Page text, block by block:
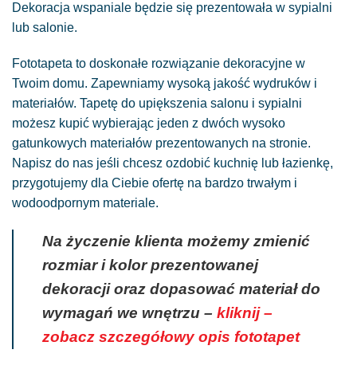
Dekoracja wspaniale będzie się prezentowała w sypialni
lub salonie.
Fototapeta to doskonałe rozwiązanie dekoracyjne w
Twoim domu. Zapewniamy wysoką jakość wydruków i
materiałów. Tapetę do upiększenia salonu i sypialni
możesz kupić wybierając jeden z dwóch wysoko
gatunkowych materiałów prezentowanych na stronie.
Napisz do nas jeśli chcesz ozdobić kuchnię lub łazienkę,
przygotujemy dla Ciebie ofertę na bardzo trwałym i
wodoodpornym materiale.
Na życzenie klienta możemy zmienić
rozmiar i kolor prezentowanej
dekoracji oraz dopasować materiał do
wymagań we wnętrzu – kliknij –
zobacz szczegółowy opis fototapet